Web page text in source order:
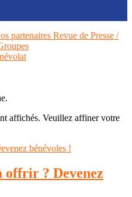
partenaires Revue de Presse /
affichés. Veuillez affiner votre
offrir ? Devenez